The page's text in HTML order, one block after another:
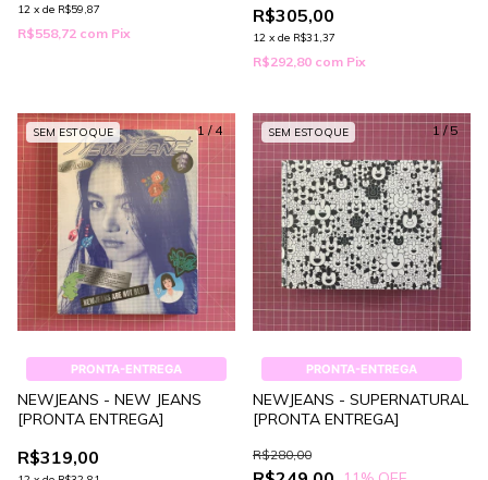
12 x de R$59,87
R$558,72 com Pix
R$305,00
12 x de R$31,37
R$292,80 com Pix
1 / 4
SEM ESTOQUE
PRONTA-ENTREGA
NEWJEANS - NEW JEANS
[PRONTA ENTREGA]
R$319,00
1 / 5
SEM ESTOQUE
PRONTA-ENTREGA
NEWJEANS - SUPERNATURAL
[PRONTA ENTREGA]
R$280,00